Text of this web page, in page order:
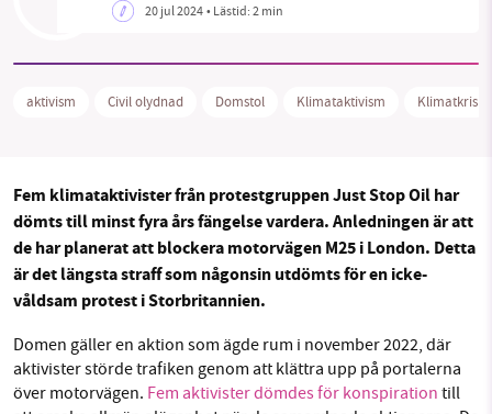
MILJÖFAKTA
Facebook Instagram BlueSky
20 jul 2024• Lästid:2 min
aktivism Civil olydnad Domstol Klimataktivism Klimatkris
Fem klimataktivister från protestgruppen Just Stop Oil har
dömts till minst fyra års fängelse vardera. Anledningen är att
de har planerat att blockera motorvägen M25 i London. Detta
är det längsta straff som någonsin utdömts för en icke-
våldsam protest i Storbritannien.
Domen gäller en aktion som ägde rum i november 2022, där
aktivister störde trafiken genom att klättra upp på portalerna
över motorvägen. Fem aktivister dömdes för konspiration till
SMB kämpar för en hållbar framtid. Sedan
starten 2010 har vår ideella redaktion drivit
miljödebatten framåt genom
nyhetsbevakning och granskningar. Nu vill vi
utveckla vårt arbete – och vi hoppas att du